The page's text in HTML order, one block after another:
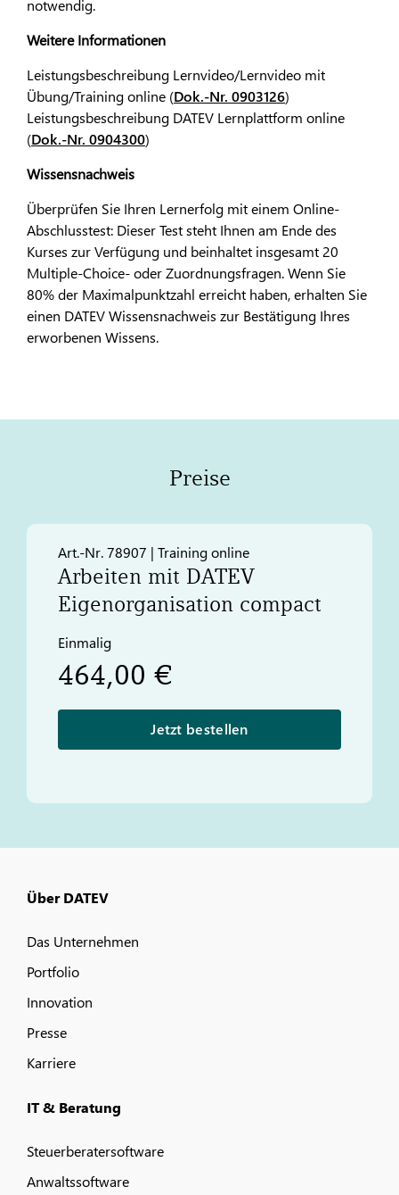
notwendig.
Weitere Informationen
Leistungsbeschreibung Lernvideo/Lernvideo mit
Übung/Training online (Dok.-Nr. 0903126)
Leistungsbeschreibung DATEV Lernplattform online
(Dok.-Nr. 0904300)
Wissensnachweis
Überprüfen Sie Ihren Lernerfolg mit einem Online-
Abschlusstest: Dieser Test steht Ihnen am Ende des
Kurses zur Verfügung und beinhaltet insgesamt 20
Multiple-Choice- oder Zuordnungsfragen. Wenn Sie
80% der Maximalpunktzahl erreicht haben, erhalten Sie
einen DATEV Wissensnachweis zur Bestätigung Ihres
erworbenen Wissens.
Preise
Art.-Nr. 78907 | Training online
Arbeiten mit DATEV
Eigenorganisation compact
Einmalig
464,00 €
Jetzt bestellen
Über DATEV
Das Unternehmen
Portfolio
Innovation
Presse
Karriere
IT & Beratung
Steuerberatersoftware
Anwaltssoftware